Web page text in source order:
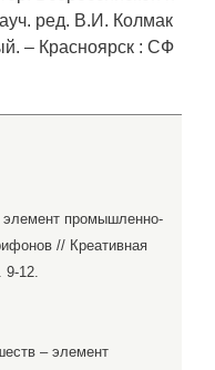
ред. В.И. Колмак
– Красноярск : СФ
промышленно-
// Креативная
9-12.
– элемент